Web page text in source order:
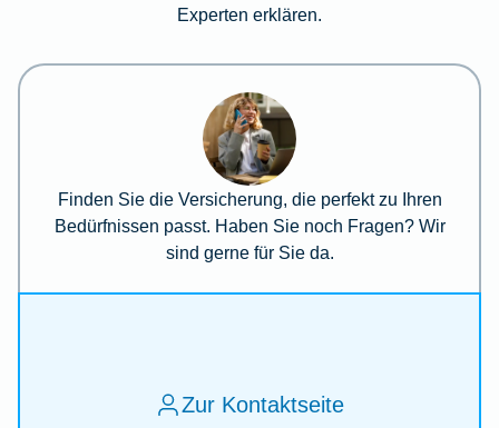
Experten erklären.
Finden Sie die Versicherung, die perfekt zu Ihren
Bedürfnissen passt. Haben Sie noch Fragen? Wir
sind gerne für Sie da.
Zur Kontaktseite